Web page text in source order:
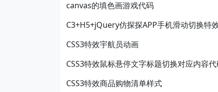
canvas的填色画游戏代码
C3+H5+jQuery仿探探APP手机滑动切换特
CSS3特效宇航员动画
CSS3特效鼠标悬停文字标题切换对应内容
CSS3特效商品购物清单样式